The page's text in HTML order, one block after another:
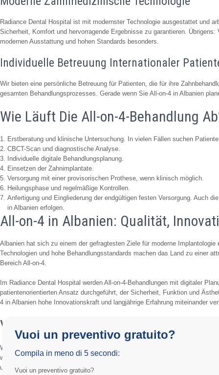
Radiance Dental Hospital ist mit modernster Technologie ausgestattet und
Sicherheit, Komfort und hervorragende Ergebnisse zu garantieren.
modernen Ausstattung und hohen Standards besonders.
Individuelle Betreuung Internationaler
Wir bieten eine persönliche Betreuung für Patienten, die für ihre
gesamten Behandlungsprozesses. Gerade wenn Sie All-on-4 in Albanien
Wie Läuft Die All-on-4-Behandlung
Erstberatung und klinische Untersuchung. In vielen Fällen suchen
CBCT-Scan und diagnostische Analyse.
Individuelle digitale Behandlungsplanung.
Einsetzen der Zahnimplantate.
Versorgung mit einer provisorischen Prothese, wenn klinisch möglich.
Heilungsphase und regelmäßige Kontrollen.
Anfertigung und Eingliederung der endgültigen festen Versorgung. Auch
in Albanien erfolgen.
All-on-4 in Albanien: Qualität,
Albanien hat sich zu einem der gefragtesten Ziele für moderne
Technologien und hohe Behandlungsstandards machen das Land zu einer
Bereich All-on-4.
Im Radiance Dental Hospital werden All-on-4-Behandlungen mit digitaler
patientenorientierten Ansatz durchgeführt, der Sicherheit, Funktion und
4 in Albanien hohe Innovationskraft und langjährige Erfahrung miteinander
Vereinbaren Sie Ihre Fachberatung
Wenn Sie nach einer sicheren Lösung für feste Zähne suchen, kann
wiederherzustellen, die Kaufunktion zu verbessern und Ihre Lebensqualität
und Beratung zu All-on-4 in Albanien zu erhalten.
Vuoi un preventivo gratuito?
Compila in meno di 5 secondi:
Vuoi un preventivo gratuito?